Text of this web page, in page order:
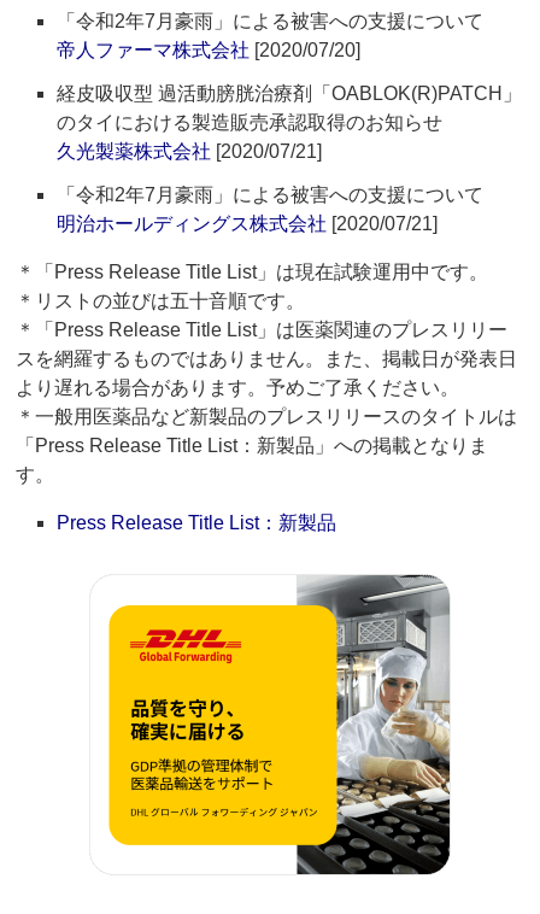
「令和2年7月豪雨」による被害への支援について
帝人ファーマ株式会社 [2020/07/20]
経皮吸収型 過活動膀胱治療剤「OABLOK(R)PATCH」
のタイにおける製造販売承認取得のお知らせ
久光製薬株式会社 [2020/07/21]
「令和2年7月豪雨」による被害への支援について
明治ホールディングス株式会社 [2020/07/21]
＊「Press Release Title List」は現在試験運用中です。
＊リストの並びは五十音順です。
＊「Press Release Title List」は医薬関連のプレスリリー
スを網羅するものではありません。また、掲載日が発表日
より遅れる場合があります。予めご了承ください。
＊一般用医薬品など新製品のプレスリリースのタイトルは
「Press Release Title List：新製品」への掲載となりま
す。
Press Release Title List：新製品